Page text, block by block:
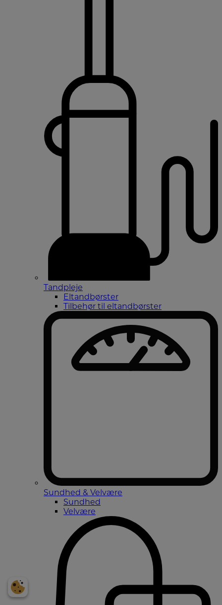
Tandpleje
Eltandbørster
Tilbehør til eltandbørster
Sundhed & Velvære
Sundhed
Velvære